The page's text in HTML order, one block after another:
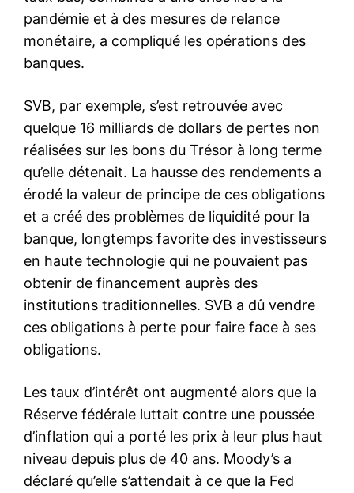
pandémie et à des mesures de relance
monétaire, a compliqué les opérations des
banques.
SVB, par exemple, s’est retrouvée avec
quelque 16 milliards de dollars de pertes non
réalisées sur les bons du Trésor à long terme
qu’elle détenait. La hausse des rendements a
érodé la valeur de principe de ces obligations
et a créé des problèmes de liquidité pour la
banque, longtemps favorite des investisseurs
en haute technologie qui ne pouvaient pas
obtenir de financement auprès des
institutions traditionnelles. SVB a dû vendre
ces obligations à perte pour faire face à ses
obligations.
Les taux d’intérêt ont augmenté alors que la
Réserve fédérale luttait contre une poussée
d’inflation qui a porté les prix à leur plus haut
niveau depuis plus de 40 ans. Moody’s a
déclaré qu’elle s’attendait à ce que la Fed